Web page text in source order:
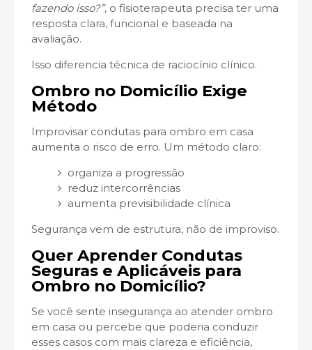
fazendo isso?”, o fisioterapeuta precisa ter uma
resposta clara, funcional e baseada na
avaliação.
Isso diferencia técnica de raciocínio clínico.
Ombro no Domicílio Exige
Método
Improvisar condutas para ombro em casa
aumenta o risco de erro. Um método claro:
organiza a progressão
reduz intercorrências
aumenta previsibilidade clínica
Segurança vem de estrutura, não de improviso.
Quer Aprender Condutas
Seguras e Aplicáveis para
Ombro no Domicílio?
Se você sente insegurança ao atender ombro
em casa ou percebe que poderia conduzir
esses casos com mais clareza e eficiência,